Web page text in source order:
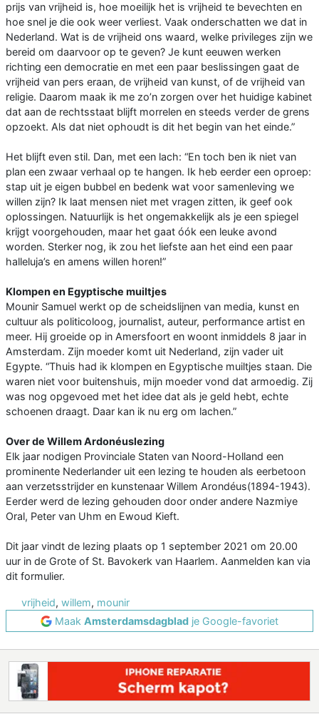
prijs van vrijheid is, hoe moeilijk het is vrijheid te bevechten en
hoe snel je die ook weer verliest. Vaak onderschatten we dat in
Nederland. Wat is de vrijheid ons waard, welke privileges zijn we
bereid om daarvoor op te geven? Je kunt eeuwen werken
richting een democratie en met een paar beslissingen gaat de
vrijheid van pers eraan, de vrijheid van kunst, of de vrijheid van
religie. Daarom maak ik me zo’n zorgen over het huidige kabinet
dat aan de rechtsstaat blijft morrelen en steeds verder de grens
opzoekt. Als dat niet ophoudt is dit het begin van het einde.”
Het blijft even stil. Dan, met een lach: “En toch ben ik niet van
plan een zwaar verhaal op te hangen. Ik heb eerder een oproep:
stap uit je eigen bubbel en bedenk wat voor samenleving we
willen zijn? Ik laat mensen niet met vragen zitten, ik geef ook
oplossingen. Natuurlijk is het ongemakkelijk als je een spiegel
krijgt voorgehouden, maar het gaat óók een leuke avond
worden. Sterker nog, ik zou het liefste aan het eind een paar
halleluja’s en amens willen horen!”
Klompen en Egyptische muiltjes
Mounir Samuel werkt op de scheidslijnen van media, kunst en
cultuur als politicoloog, journalist, auteur, performance artist en
meer. Hij groeide op in Amersfoort en woont inmiddels 8 jaar in
Amsterdam. Zijn moeder komt uit Nederland, zijn vader uit
Egypte. “Thuis had ik klompen en Egyptische muiltjes staan. Die
waren niet voor buitenshuis, mijn moeder vond dat armoedig. Zij
was nog opgevoed met het idee dat als je geld hebt, echte
schoenen draagt. Daar kan ik nu erg om lachen.”
Over de Willem Ardonéuslezing
Elk jaar nodigen Provinciale Staten van Noord-Holland een
prominente Nederlander uit een lezing te houden als eerbetoon
aan verzetsstrijder en kunstenaar Willem Arondéus(1894-1943).
Eerder werd de lezing gehouden door onder andere Nazmiye
Oral, Peter van Uhm en Ewoud Kieft.
Dit jaar vindt de lezing plaats op 1 september 2021 om 20.00
uur in de Grote of St. Bavokerk van Haarlem. Aanmelden kan via
dit formulier.
vrijheid, willem, mounir
Maak Amsterdamsdagblad je Google-favoriet